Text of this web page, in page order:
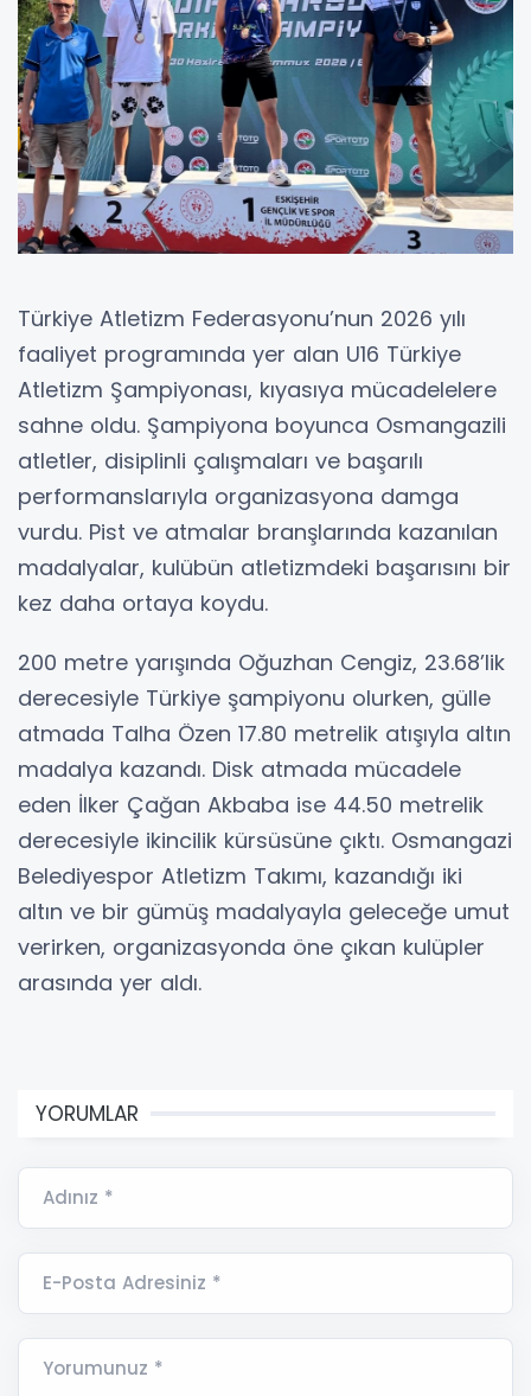
Türkiye Atletizm Federasyonu’nun 2026 yılı
faaliyet programında yer alan U16 Türkiye
Atletizm Şampiyonası, kıyasıya mücadelelere
sahne oldu. Şampiyona boyunca Osmangazili
atletler, disiplinli çalışmaları ve başarılı
performanslarıyla organizasyona damga
vurdu. Pist ve atmalar branşlarında kazanılan
madalyalar, kulübün atletizmdeki başarısını bir
kez daha ortaya koydu.
200 metre yarışında Oğuzhan Cengiz, 23.68’lik
derecesiyle Türkiye şampiyonu olurken, gülle
atmada Talha Özen 17.80 metrelik atışıyla altın
madalya kazandı. Disk atmada mücadele
eden İlker Çağan Akbaba ise 44.50 metrelik
derecesiyle ikincilik kürsüsüne çıktı. Osmangazi
Belediyespor Atletizm Takımı, kazandığı iki
altın ve bir gümüş madalyayla geleceğe umut
verirken, organizasyonda öne çıkan kulüpler
arasında yer aldı.
YORUMLAR
Adınız *
E-Posta Adresiniz *
Yorumunuz *